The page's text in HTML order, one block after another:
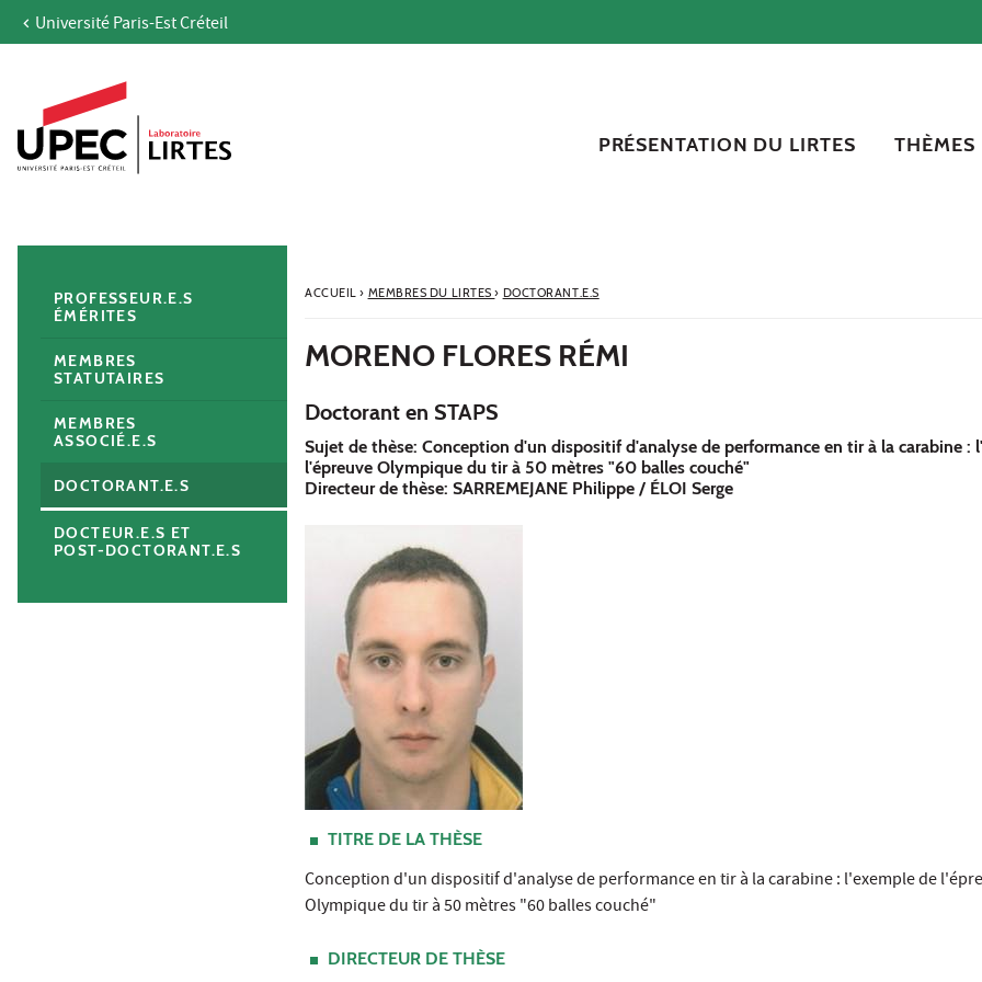
Aller au contenu
Accès directs
Recherche
Navigation secondaire
Université Paris-Est Créteil
PRÉSENTATION DU LIRTES THÈMES
ACCUEIL› MEMBRES DU LIRTES› DOCTORANT.E.S
MORENO FLORES RÉMI
Doctorant en STAPS
Sujet de thèse: Conception d'un dispositif d'analyse de performance en tir à la carabine :
l'épreuve Olympique du tir à 50 mètres "60 balles couché"
Directeur de thèse: SARREMEJANE Philippe / ÉLOI Serge
TITRE DE LA THÈSE
Conception d'un dispositif d'analyse de performance en tir à la carabine : l'exemple de
Olympique du tir à 50 mètres "60 balles couché"
DIRECTEUR DE THÈSE
PROFESSEUR.E.S
ÉMÉRITES
MEMBRES
STATUTAIRES
MEMBRES
ASSOCIÉ.E.S
DOCTORANT.E.S
DOCTEUR.E.S ET
POST-DOCTORANT.E.S